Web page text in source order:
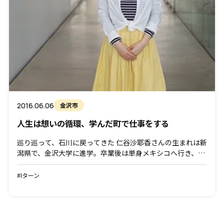
2016.06.06 金沢市
人生は想いの循環、学んだ町で仕事をする
巡り巡って、石川に戻ってきた 仁谷沙耶香さんの生まれは新
潟県で、金沢大学に進学。卒業後は単身メキシコへ行き、日
本語学校で講師を行い、学びを深めるために金沢大学大学院
へ戻ってきました。この地に戻ってきたのは、仲間の存在が
#Iターン